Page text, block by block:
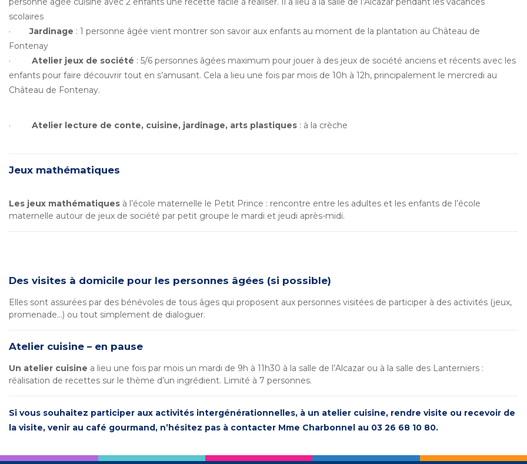
scolaires
·Jardinage : 1 personne âgée vient montrer son savoir aux enfants au moment de la plantation au Château de
Fontenay
· Atelier jeux de société : 5/6 personnes âgées maximum pour jouer à des jeux de société anciens et récents avec les
enfants pour faire découvrir tout en s’amusant. Cela a lieu une fois par mois de 10h à 12h, principalement le mercredi au
Château de Fontenay.
· Atelier lecture de conte, cuisine, jardinage, arts plastiques : à la crèche
Jeux mathématiques
Les jeux mathématiques à l’école maternelle le Petit Prince : rencontre entre les adultes et les enfants de l’école
maternelle autour de jeux de société par petit groupe le mardi et jeudi après-midi.
Des visites à domicile pour les personnes âgées (si possible)
Elles sont assurées par des bénévoles de tous âges qui proposent aux personnes visitées de participer à des activités (jeux,
promenade…) ou tout simplement de dialoguer.
Atelier cuisine – en pause
Un atelier cuisine a lieu une fois par mois un mardi de 9h à 11h30 à la salle de l’Alcazar ou à la salle des Lanterniers :
réalisation de recettes sur le thème d’un ingrédient. Limité à 7 personnes.
Si vous souhaitez participer aux activités intergénérationnelles, à un atelier cuisine, rendre visite ou recevoir de
la visite, venir au café gourmand, n’hésitez pas à contacter Mme Charbonnel au 03 26 68 10 80.